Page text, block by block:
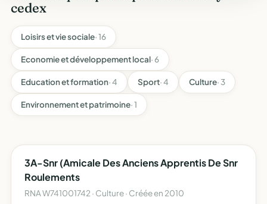
cedex
Loisirs et vie sociale· 16
Economie et développement local· 6
Education et formation· 4 Sport· 4 Culture· 3
Environnement et patrimoine· 1
3A-Snr (Amicale Des Anciens Apprentis De Snr
Roulements
RNA W741001742 · Culture · Créée en 2010